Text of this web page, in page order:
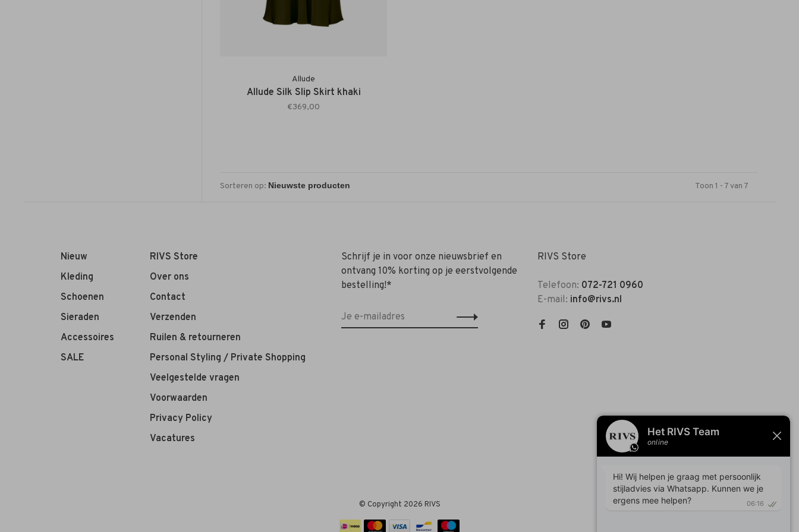
Allude
Allude Silk Slip Skirt khaki
€369,00
Sorteren op: Toon 1 - 7 van 7
Nieuw
Kleding
Schoenen
Sieraden
Accessoires
SALE
RIVS Store
Over ons
Contact
Verzenden
Ruilen & retourneren
Personal Styling / Private Shopping
Veelgestelde vragen
Voorwaarden
Privacy Policy
Vacatures
Schrijf je in voor onze nieuwsbrief en
ontvang 10% korting op je eerstvolgende
bestelling!*
RIVS Store
Telefoon: 072-721 0960
E-mail: info@rivs.nl
© Copyright 2026 RIVS